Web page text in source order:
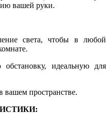
вашей руки.
света, чтобы в любой
идеальную для
вашем пространстве.